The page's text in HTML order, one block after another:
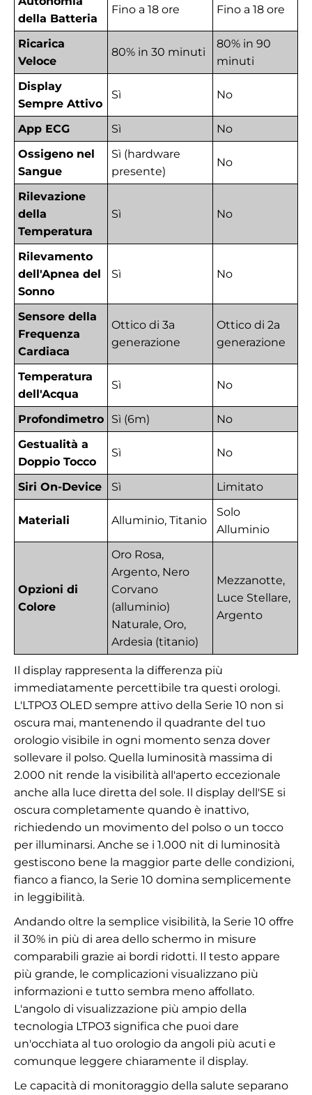
della Batteria
Fino a 18 ore Fino a 18 ore
Ricarica
Veloce
80% in 30 minuti
80% in 90
minuti
Display
Sempre Attivo
Sì No
App ECG Sì
No
Ossigeno nel
Sangue
Sì (hardware
presente)
No
Rilevazione
della
Temperatura
Sì No
Rilevamento
dell'Apnea del
Sonno
Sì No
Sensore della
Frequenza
Cardiaca
Ottico di 3a
generazione
Ottico di 2a
generazione
Temperatura
dell'Acqua
Sì No
Profondimetro Sì (6m)
No
Gestualità a
Doppio Tocco
Sì No
Siri On-Device Sì Limitato
Materiali Alluminio, Titanio
Solo
Alluminio
Opzioni di
Colore
Oro Rosa,
Argento, Nero
Corvano
(alluminio)
Naturale, Oro,
Ardesia (titanio)
Mezzanotte,
Luce Stellare,
Argento
Il display rappresenta la differenza più
immediatamente percettibile tra questi orologi.
L'LTPO3 OLED sempre attivo della Serie 10 non si
oscura mai, mantenendo il quadrante del tuo
orologio visibile in ogni momento senza dover
sollevare il polso. Quella luminosità massima di
2.000 nit rende la visibilità all'aperto eccezionale
anche alla luce diretta del sole. Il display dell'SE si
oscura completamente quando è inattivo,
richiedendo un movimento del polso o un tocco
per illuminarsi. Anche se i 1.000 nit di luminosità
gestiscono bene la maggior parte delle condizioni,
fianco a fianco, la Serie 10 domina semplicemente
in leggibilità.
Andando oltre la semplice visibilità, la Serie 10 offre
il 30% in più di area dello schermo in misure
comparabili grazie ai bordi ridotti. Il testo appare
più grande, le complicazioni visualizzano più
informazioni e tutto sembra meno affollato.
L'angolo di visualizzazione più ampio della
tecnologia LTPO3 significa che puoi dare
un'occhiata al tuo orologio da angoli più acuti e
comunque leggere chiaramente il display.
Le capacità di monitoraggio della salute separano